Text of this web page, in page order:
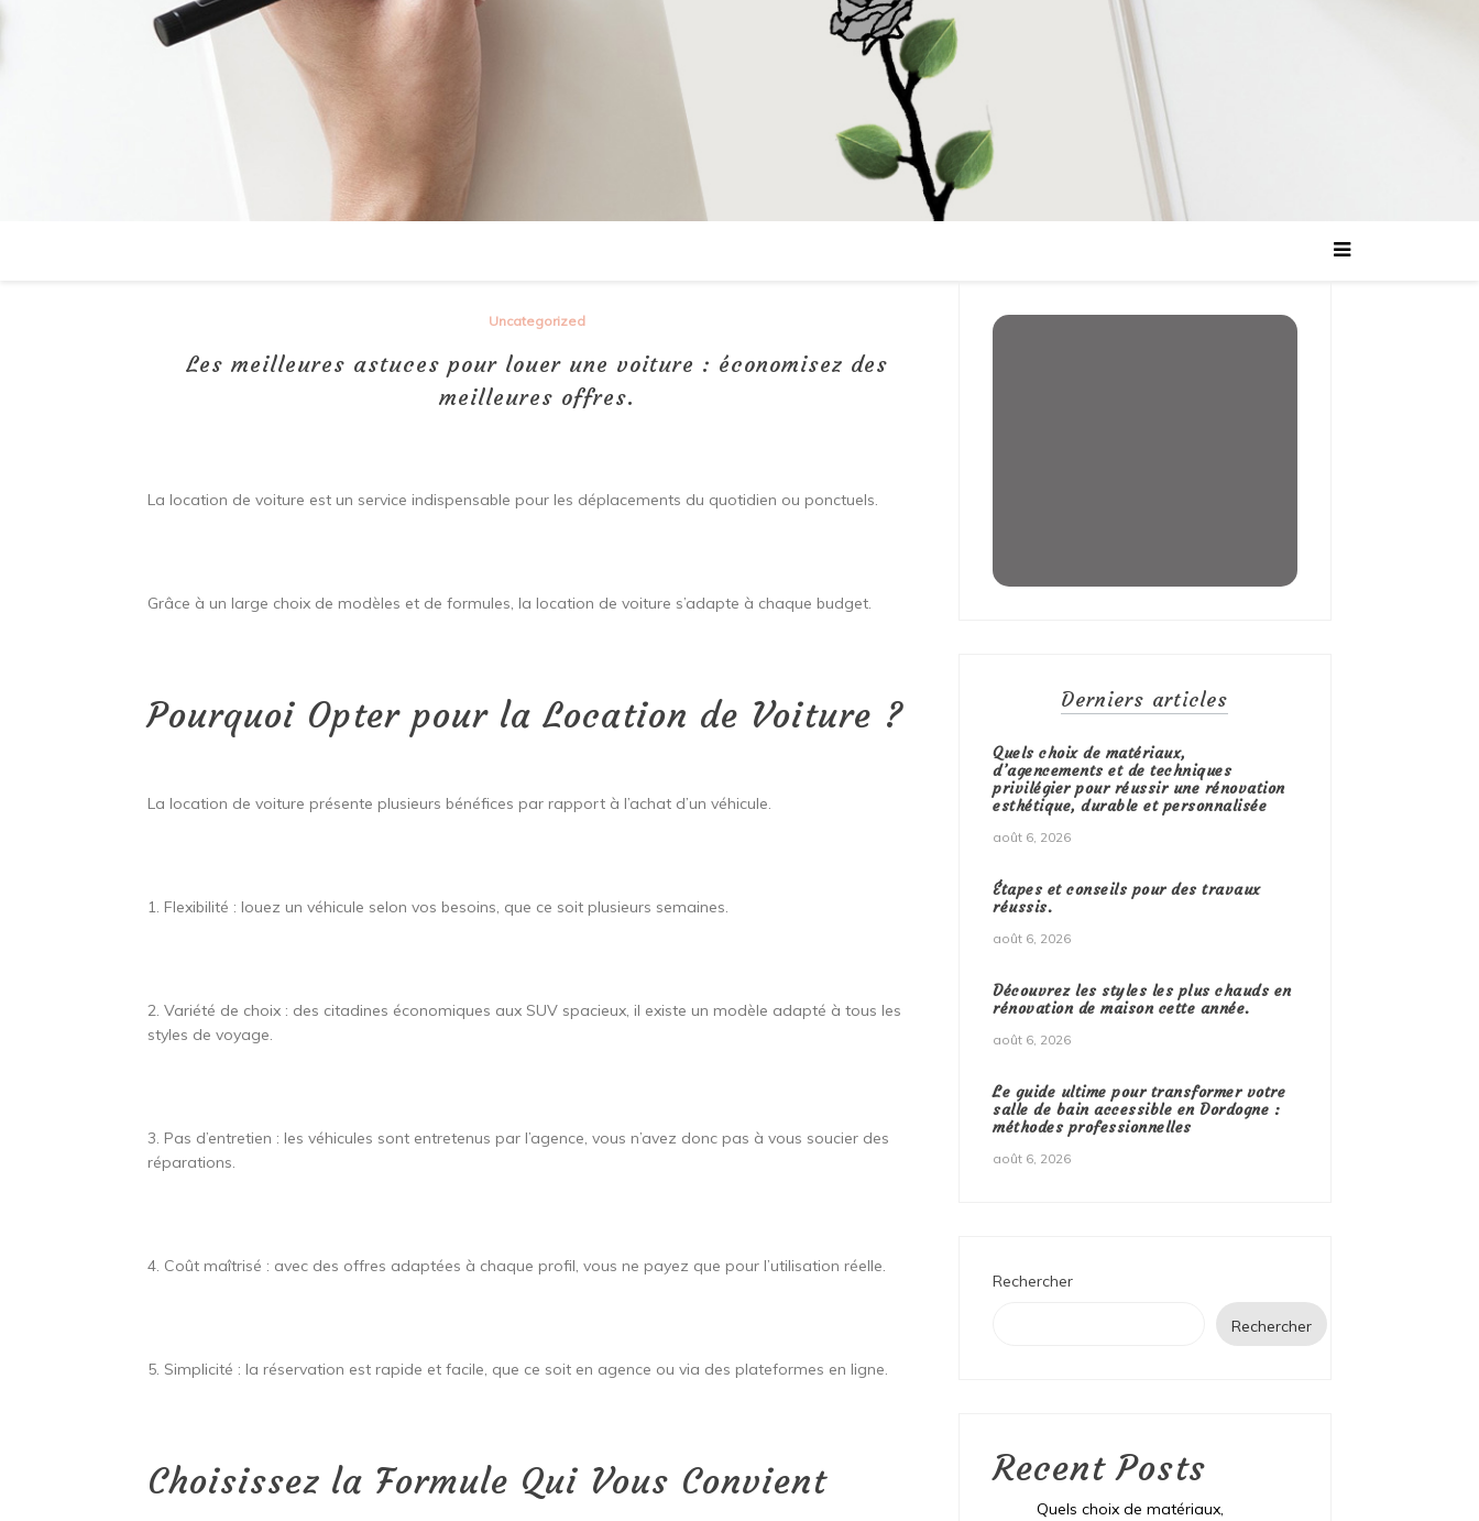
Uncategorized
Les meilleures astuces pour louer une voiture : économisez des
meilleures offres.
La location de voiture est un service indispensable pour les déplacements du quotidien ou ponctuels.
Grâce à un large choix de modèles et de formules, la location de voiture s’adapte à chaque budget.
Pourquoi Opter pour la Location de Voiture ?
La location de voiture présente plusieurs bénéfices par rapport à l’achat d’un véhicule.
1. Flexibilité : louez un véhicule selon vos besoins, que ce soit plusieurs semaines.
2. Variété de choix : des citadines économiques aux SUV spacieux, il existe un modèle adapté à tous les
styles de voyage.
3. Pas d’entretien : les véhicules sont entretenus par l’agence, vous n’avez donc pas à vous soucier des
réparations.
4. Coût maîtrisé : avec des offres adaptées à chaque profil, vous ne payez que pour l’utilisation réelle.
5. Simplicité : la réservation est rapide et facile, que ce soit en agence ou via des plateformes en ligne.
Choisissez la Formule Qui Vous Convient
Derniers articles
Quels choix de matériaux,
d’agencements et de techniques
privilégier pour réussir une rénovation
esthétique, durable et personnalisée
août 6, 2026
Étapes et conseils pour des travaux
réussis.
août 6, 2026
Découvrez les styles les plus chauds en
rénovation de maison cette année.
août 6, 2026
Le guide ultime pour transformer votre
salle de bain accessible en Dordogne :
méthodes professionnelles
août 6, 2026
Rechercher
Rechercher
Recent Posts
Quels choix de matériaux,